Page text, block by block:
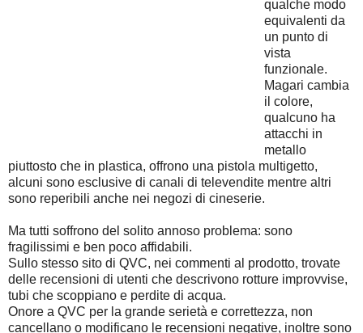
qualche modo
equivalenti da
un punto di
vista
funzionale.
Magari cambia
il colore,
qualcuno ha
attacchi in
metallo
piuttosto che in plastica, offrono una pistola multigetto,
alcuni sono esclusive di canali di televendite mentre altri
sono reperibili anche nei negozi di cineserie.
Ma tutti soffrono del solito annoso problema: sono
fragilissimi e ben poco affidabili.
Sullo stesso sito di QVC, nei commenti al prodotto, trovate
delle recensioni di utenti che descrivono rotture improvvise,
tubi che scoppiano e perdite di acqua.
Onore a QVC per la grande serietà e correttezza, non
cancellano o modificano le recensioni negative, inoltre sono